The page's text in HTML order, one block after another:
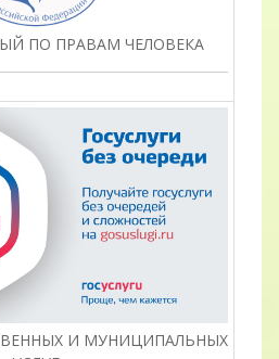
ПО ПРАВАМ ЧЕЛОВЕКА
И МУНИЦИПАЛЬНЫХ